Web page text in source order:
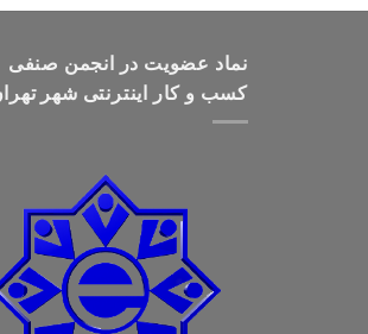
تومان499,000
نماد عضویت در انجمن صنفی
کسب و کار اینترنتی شهر